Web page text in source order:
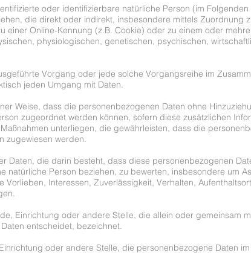
oder identifizierbare natürliche Person (im Folgenden
die direkt oder indirekt, insbesondere mittels Zuordnung
einer Online-Kennung (z.B. Cookie) oder zu einem oder
physiologischen, genetischen, psychischen,
Vorgang oder jede solche Vorgangsreihe im
jeden Umgang mit Daten.
Weise, dass die personenbezogenen Daten ohne
zugeordnet werden können, sofern diese zusätzlichen
unterliegen, die gewährleisten, dass die
zugewiesen werden.
Daten, die darin besteht, dass diese personenbezogenen
Person beziehen, zu bewerten, insbesondere um
Interessen, Zuverlässigkeit, Verhalten,
Einrichtung oder andere Stelle, die allein oder gemeinsam
entscheidet, bezeichnet.
oder andere Stelle, die personenbezogene Daten